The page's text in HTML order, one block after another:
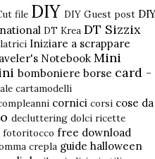
file DIY DIY Guest post
DT Krea DT Sizzix
Iniziare a scrappare
Notebook Mini
bomboniere borse card -
cartamodelli
cornici corsi cose da
decluttering dolci ricette
fotoritocco free download
crepla guide halloween